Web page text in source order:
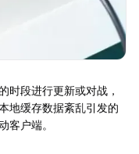
时段进行更新或对战，
地缓存数据紊乱引发的
客户端。